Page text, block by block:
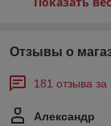
Отзывы о
181 отзыва
Александр